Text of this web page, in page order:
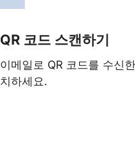
QR 코드 스캔하기
이메일로 QR 코드를 수신
치하세요.